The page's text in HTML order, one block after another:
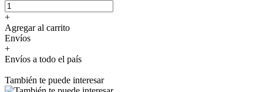
+
Agregar al carrito
Envíos
+
Envíos a todo el país
También te puede interesar